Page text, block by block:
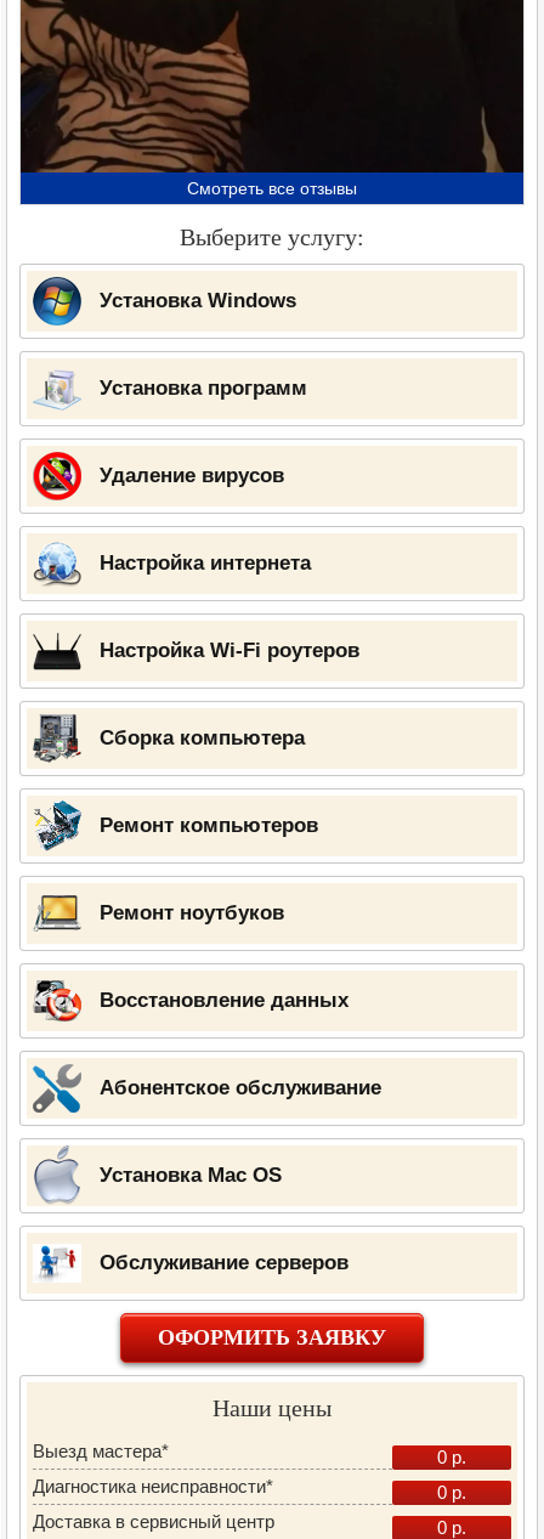
Смотреть все отзывы
Выберите услугу:
Установка Windows
Установка программ
Удаление вирусов
Настройка интернета
Настройка Wi-Fi роутеров
Сборка компьютера
Ремонт компьютеров
Ремонт ноутбуков
Восстановление данных
Абонентское обслуживание
Установка Mac OS
Обслуживание серверов
ОФОРМИТЬ ЗАЯВКУ
Наши цены
Выезд мастера*
0 р.
Диагностика неисправности*
0 р.
Доставка в сервисный центр
0 р.